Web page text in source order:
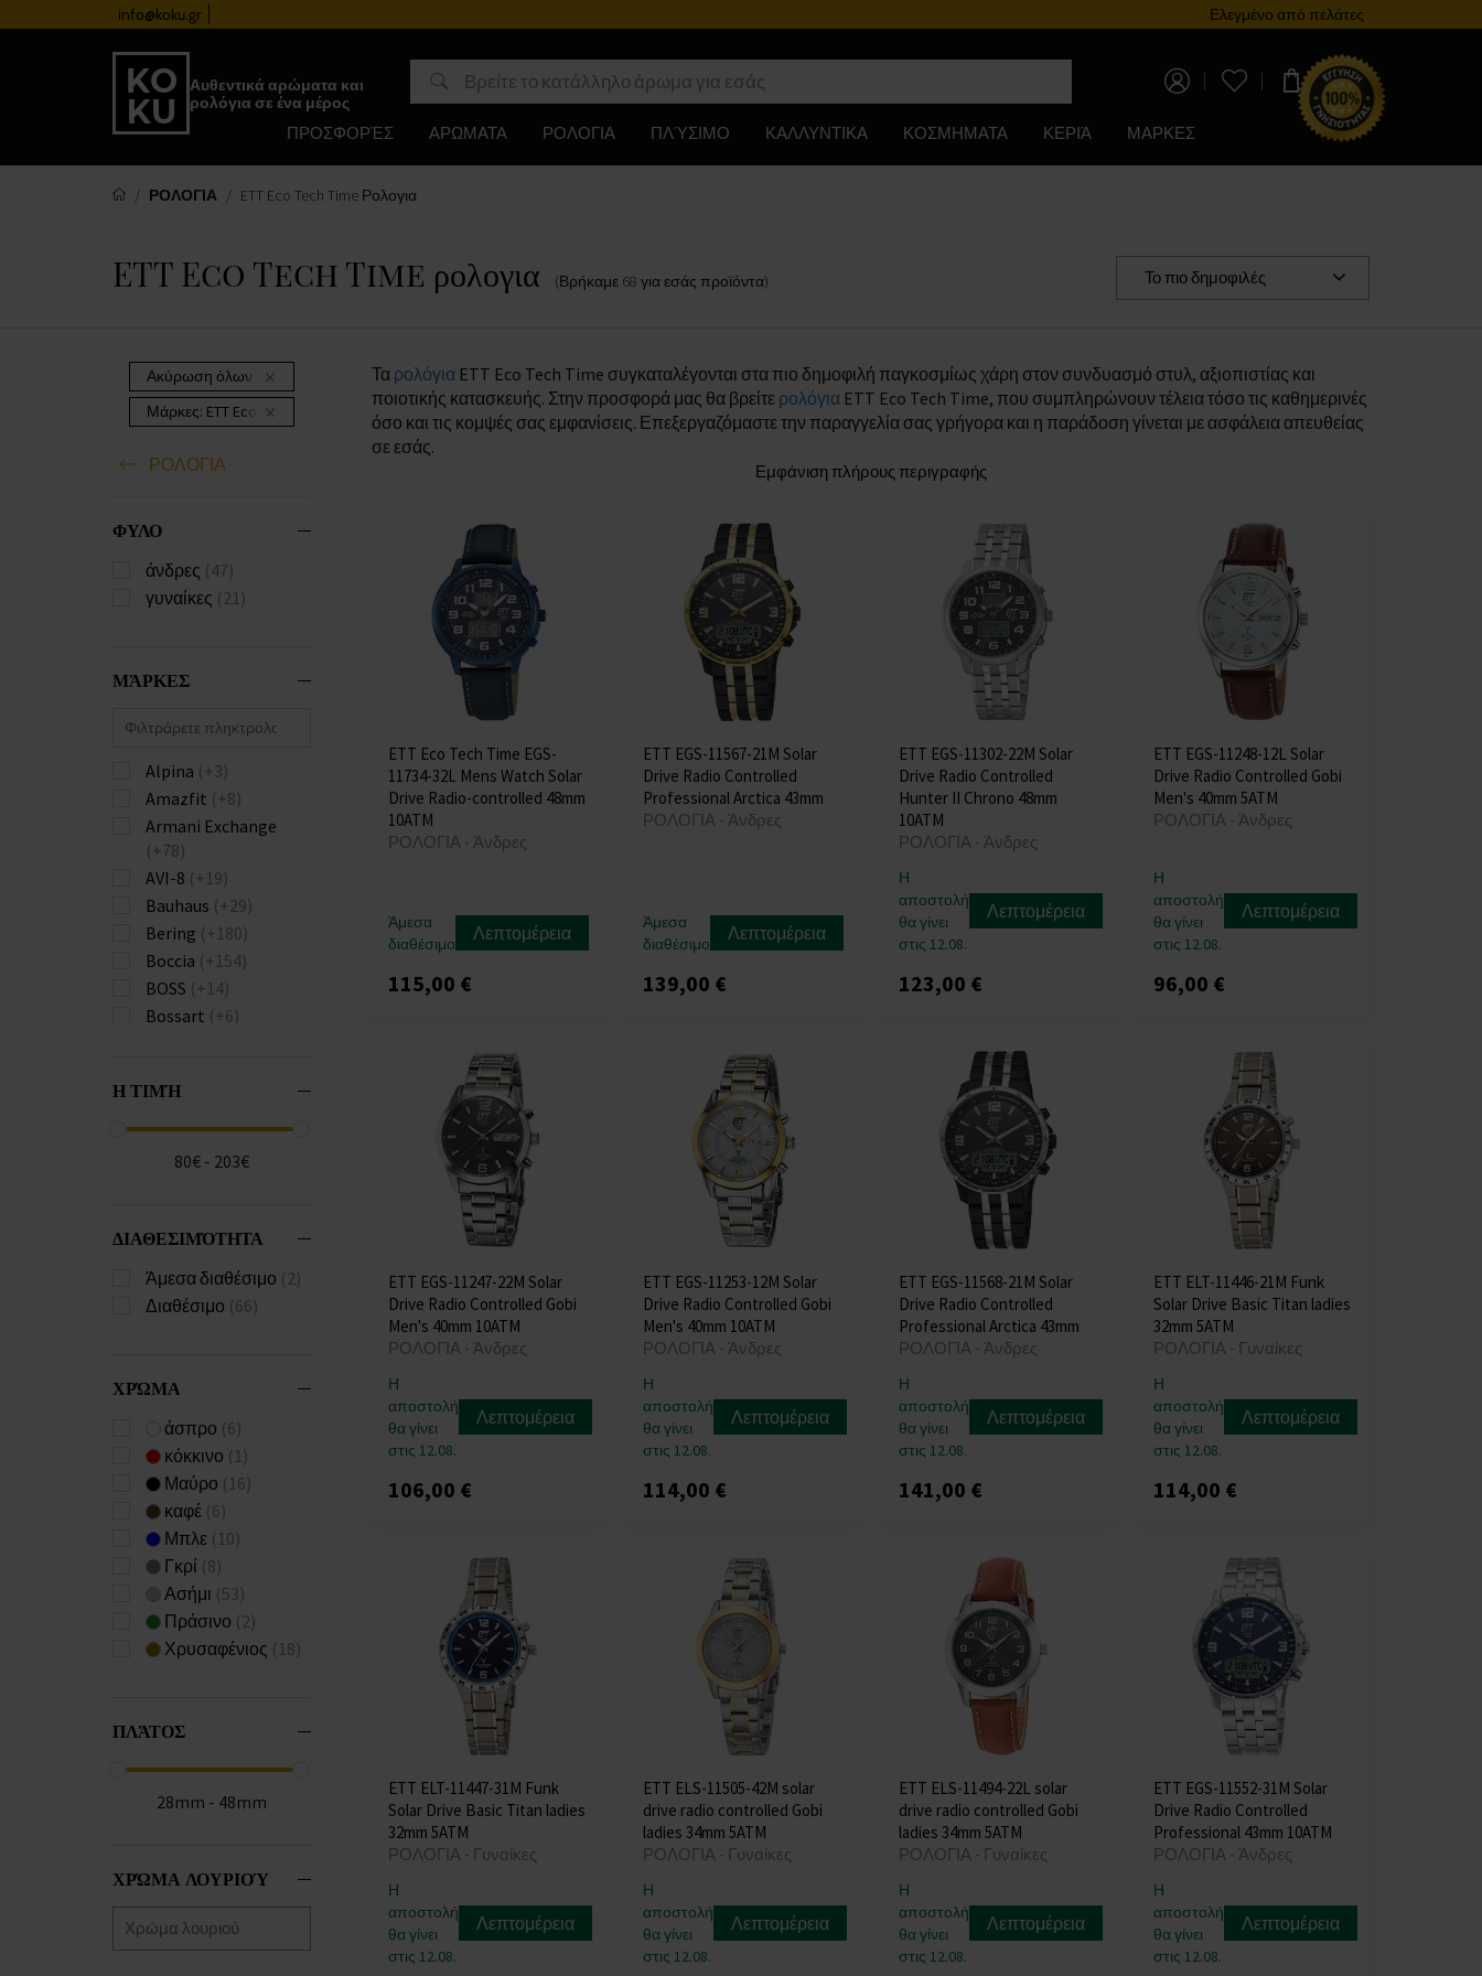
info@koku.gr Πρόγραμμα επιβράβευσηςΕλεγμένο από πελάτες
Αυθεντικά αρώματα και
ρολόγια σε ένα μέρος
0,00 €
ΠΡΟΣΦΟΡΈΣ ΑΡΩΜΑΤΑ ΡΟΛΟΓΙΑ ΠΛΎΣΙΜΟ ΚΑΛΛΥΝΤΙΚΑ ΚΟΣΜΗΜΑΤΑ ΚΕΡΙΆ ΜΑΡΚΕΣ
ΡΟΛΟΓΙΑ ETT Eco Tech Time Ρολογια
ETT Eco Tech Time ρολογια (Βρήκαμε 68 για εσάς προϊόντα) Το πιο δημοφιλές
Ακύρωση όλων των φίλτρων
Μάρκες: ETT Eco Tech Time
ΡΟΛΟΓΙΑ
ΦΥΛΟ
άνδρες (47)
γυναίκες (21)
ΜΆΡΚΕΣ
Alpina (+3)
Amazfit (+8)
Armani Exchange
(+78)
AVI-8 (+19)
Bauhaus (+29)
Bering (+180)
Boccia (+154)
BOSS (+14)
Bossart (+6)
Calvin Klein
Carl von Zeyten(+28)
Carneo (+41)
Claude Bernard
Daisy Dixon(+4)
Daniel Wellington
Dkny
Donoval(+26)
Duxot(+1)
Edox(+36)
Emporio Armani
(+470)
Engelsrufer
ETT Eco Tech Time
Festina(+865)
Forever(+4)
(+14)
Garett(+2)
Garmin (+9)
Hammer(+1)
Huawei(+6)
Hugo Boss
Η ΤΙΜΉ
80€ - 203€
ΔΙΑΘΕΣΙΜΌΤΗΤΑ
Άμεσα διαθέσιμο (2)
Διαθέσιμο (66)
ΧΡΏΜΑ
άσπρο (6)
κόκκινο (1)
Μαύρο (16)
καφέ (6)
Μπλε (10)
Γκρί (8)
Ασήμι (53)
Πράσινο (2)
Χρυσαφένιος (18)
ΠΛΆΤΟΣ
28mm - 48mm
ΧΡΏΜΑ ΛΟΥΡΙΟΎ
Τα ρολόγια ETT Eco Tech Time συγκαταλέγονται στα πιο δημοφιλή παγκοσμίως χάρη στον συνδυασμό στυλ, αξιοπιστίας και
ποιοτικής κατασκευής. Στην προσφορά μας θα βρείτε ρολόγια ETT Eco Tech Time, που συμπληρώνουν τέλεια τόσο τις καθημερινές
όσο και τις κομψές σας εμφανίσεις. Επεξεργαζόμαστε την παραγγελία σας γρήγορα και η παράδοση γίνεται με ασφάλεια απευθείας
σε εσάς.
Εμφάνιση πλήρους περιγραφής
ETT Eco Tech Time EGS-
11734-32L Mens Watch Solar
Drive Radio-controlled 48mm
10ATM
ΡΟΛΟΓΙΑ - Άνδρες
Άμεσα
διαθέσιμο
Λεπτομέρεια
115,00 €
ETT EGS-11567-21M Solar
Drive Radio Controlled
Professional Arctica 43mm
ΡΟΛΟΓΙΑ - Άνδρες
Άμεσα
διαθέσιμο
Λεπτομέρεια
139,00 €
ETT EGS-11302-22M Solar
Drive Radio Controlled
Hunter II Chrono 48mm
10ATM
ΡΟΛΟΓΙΑ - Άνδρες
Η
αποστολή
θα γίνει
στις 12.08.
Λεπτομέρεια
123,00 €
ETT EGS-11248-12L Solar
Drive Radio Controlled Gobi
Men's 40mm 5ATM
ΡΟΛΟΓΙΑ - Άνδρες
Η
αποστολή
θα γίνει
στις 12.08.
Λεπτομέρεια
96,00 €
ETT EGS-11247-22M Solar
Drive Radio Controlled Gobi
Men's 40mm 10ATM
ΡΟΛΟΓΙΑ - Άνδρες
Η
αποστολή
θα γίνει
στις 12.08.
Λεπτομέρεια
106,00 €
ETT EGS-11253-12M Solar
Drive Radio Controlled Gobi
Men's 40mm 10ATM
ΡΟΛΟΓΙΑ - Άνδρες
Η
αποστολή
θα γίνει
στις 12.08.
Λεπτομέρεια
114,00 €
ETT EGS-11568-21M Solar
Drive Radio Controlled
Professional Arctica 43mm
ΡΟΛΟΓΙΑ - Άνδρες
Η
αποστολή
θα γίνει
στις 12.08.
Λεπτομέρεια
141,00 €
ETT ELT-11446-21M Funk
Solar Drive Basic Titan ladies
32mm 5ATM
ΡΟΛΟΓΙΑ - Γυναίκες
Η
αποστολή
θα γίνει
στις 12.08.
Λεπτομέρεια
114,00 €
ETT ELT-11447-31M Funk
Solar Drive Basic Titan ladies
32mm 5ATM
ΡΟΛΟΓΙΑ - Γυναίκες
Η
αποστολή
θα γίνει
στις 12.08.
Λεπτομέρεια
ETT ELS-11505-42M solar
drive radio controlled Gobi
ladies 34mm 5ATM
ΡΟΛΟΓΙΑ - Γυναίκες
Η
αποστολή
θα γίνει
στις 12.08.
Λεπτομέρεια
ETT ELS-11494-22L solar
drive radio controlled Gobi
ladies 34mm 5ATM
ΡΟΛΟΓΙΑ - Γυναίκες
Η
αποστολή
θα γίνει
στις 12.08.
Λεπτομέρεια
ETT EGS-11552-31M Solar
Drive Radio Controlled
Professional 43mm 10ATM
ΡΟΛΟΓΙΑ - Άνδρες
Η
αποστολή
θα γίνει
στις 12.08.
Λεπτομέρεια